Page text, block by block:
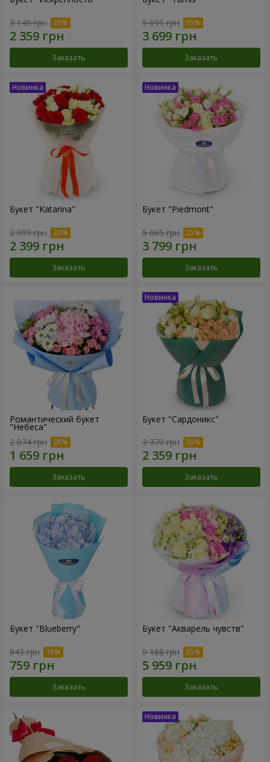
3 145 грн
Заказать
5 691 грн
Заказать
Букет "Katarina"
2 999 грн
Заказать
Букет "Piedmont"
5 065 грн
Заказать
Романтический букет
"Небеса"
2 074 грн
Заказать
Букет "Сардоникс"
3 370 грн
Заказать
Букет "Blueberry"
843 грн
Заказать
Букет "Акварель чувств"
9 168 грн
Заказать